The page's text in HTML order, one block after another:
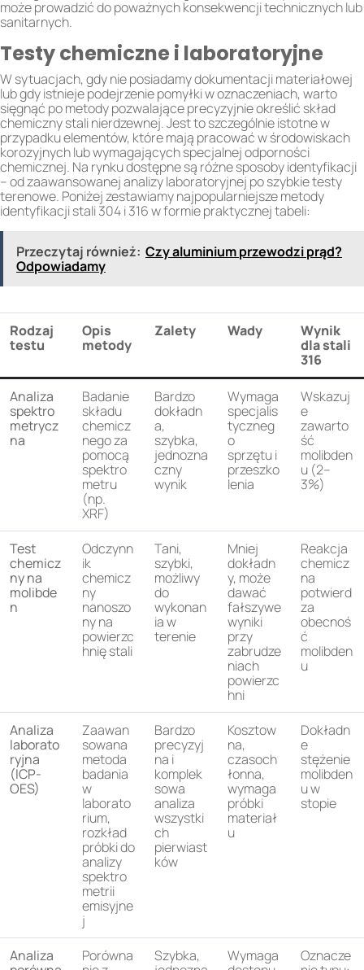
może prowadzić do poważnych konsekwencji technicznych lub
sanitarnych.
Testy chemiczne i laboratoryjne
W sytuacjach, gdy nie posiadamy dokumentacji materiałowej
lub gdy istnieje podejrzenie pomyłki w oznaczeniach, warto
sięgnąć po metody pozwalające precyzyjnie określić skład
chemiczny stali nierdzewnej. Jest to szczególnie istotne w
przypadku elementów, które mają pracować w środowiskach
korozyjnych lub wymagających specjalnej odporności
chemicznej. Na rynku dostępne są różne sposoby identyfikacji
– od zaawansowanej analizy laboratoryjnej po szybkie testy
terenowe. Poniżej zestawiamy najpopularniejsze metody
identyfikacji stali 304 i 316 w formie praktycznej tabeli:
Przeczytaj również: Czy aluminium przewodzi prąd?
Odpowiadamy
Rodzaj
testu
Opis
metody
Zalety Wady
Wynik
dla stali
316
Analiza
spektro
metrycz
na
Badanie
składu
chemicz
nego za
pomocą
spektro
metru
(np.
XRF)
Bardzo
dokładn
a,
szybka,
jednozna
czny
wynik
Wymaga
specjalis
tyczneg
o
sprzętu i
przeszko
lenia
Wskazuj
e
zawarto
ść
molibden
u (2–
3%)
Test
chemicz
ny na
molibde
n
Odczynn
ik
chemicz
ny
nanoszo
ny na
powierzc
hnię stali
Tani,
szybki,
możliwy
do
wykonan
ia w
terenie
Mniej
dokładn
y, może
dawać
fałszywe
wyniki
przy
zabrudze
niach
powierzc
hni
Reakcja
chemicz
na
potwierd
za
obecnoś
ć
molibden
u
Analiza
laborato
ryjna
(ICP-
OES)
Zaawan
sowana
metoda
badania
w
laborato
rium,
rozkład
próbki do
analizy
spektro
metrii
emisyjne
j
Bardzo
precyzyj
na i
komplek
sowa
analiza
wszystki
ch
pierwiast
ków
Kosztow
na,
czasoch
łonna,
wymaga
próbki
materiał
u
Dokładn
e
stężenie
molibden
u w
stopie
Analiza
Porówna
Szybka,
Wymaga
Oznacze